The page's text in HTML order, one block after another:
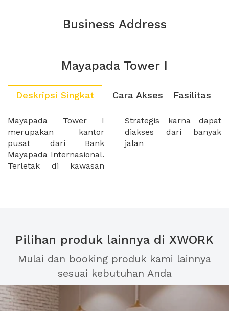
Business Address
Mayapada Tower I
Deskripsi Singkat Cara Akses Fasilitas
Mayapada Tower I
merupakan kantor
pusat dari Bank
Mayapada Internasional.
Terletak di kawasan
Strategis karna dapat
diakses dari banyak
jalan
Pilihan produk lainnya di XWORK
Mulai dan booking produk kami lainnya
sesuai kebutuhan Anda